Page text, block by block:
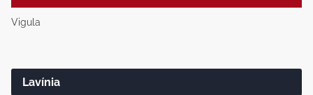
Vigula
Lavínia